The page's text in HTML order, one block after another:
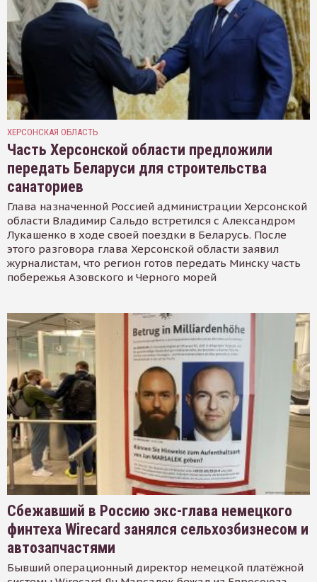
ХЕРСОНСКАЯ ОБЛАСТЬ
Часть Херсонской области предложили
передать Беларуси для строительства
санаториев
Глава назначенной Россией администрации Херсонской
области Владимир Сальдо встретился с Александром
Лукашенко в ходе своей поездки в Беларусь. После
этого разговора глава Херсонской области заявил
журналистам, что регион готов передать Минску часть
побережья Азовского и Черного морей
Сбежавший в Россию экс-глава немецкого
финтеха Wirecard занялся сельхозбизнесом и
автозапчастями
Бывший операционный директор немецкой платёжной